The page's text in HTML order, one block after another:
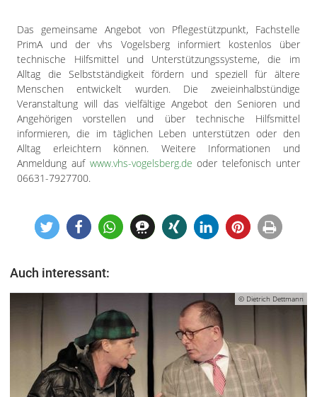
Das gemeinsame Angebot von Pflegestützpunkt, Fachstelle
PrimA und der vhs Vogelsberg informiert kostenlos über
technische Hilfsmittel und Unterstützungssysteme, die im
Alltag die Selbstständigkeit fördern und speziell für ältere
Menschen entwickelt wurden. Die zweieinhalbstündige
Veranstaltung will das vielfältige Angebot den Senioren und
Angehörigen vorstellen und über technische Hilfsmittel
informieren, die im täglichen Leben unterstützen oder den
Alltag erleichtern können. Weitere Informationen und
Anmeldung auf www.vhs-vogelsberg.de oder telefonisch unter
06631-7927700.
Auch interessant:
© Dietrich Dettmann